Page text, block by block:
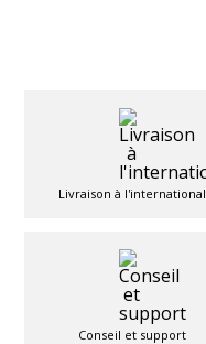
Livraison à l'international
Conseil et support